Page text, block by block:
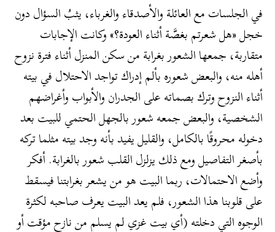
في الجلسات مع العائلة والأصدقاء والغرباء، يثبُ السؤال دون
خجل «هل شعرتم بغصَّة أثناء العودة؟» وكانت الإجابات
متقاربة، جمعها الشعور بغرابة من سكن المنزل أثناء فترة نزوح
أهله منه، والبعض شعوره بألم إدراك تواجد الاحتلال في بيته
أثناء النزوح وترك بصماته على الجدران والأبواب وأغراضهم
الشخصية، والبعض جمعه شعور بالجهل الحتمي للبيت بعد
دخوله محروقًا بالكامل، والقليل يفيد بأنه وجد بيته مثلما تركه
بأصغر التفاصيل ومع ذلك يزلزل القلب شعور بالغرابة. أفكر
وأضع الاحتمالات، ربما البيت هو من يشعر بغرابتنا فيسقط
على قلوبنا هذا الشعور، فلم يعد البيت يعرف صاحبه لكثرة
الوجوه التي دخلته (أي بيت غزي لم يسلم من نازح مؤقت أو